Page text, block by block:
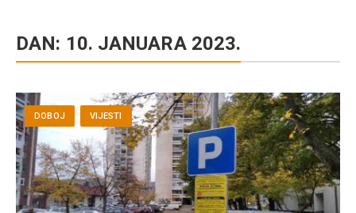
DAN: 10. JANUARA 2023.
DOBOJ VIJESTI